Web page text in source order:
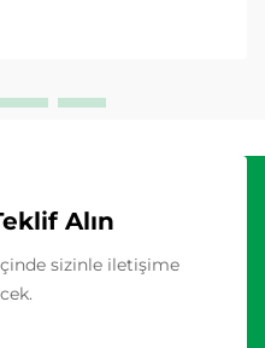
Alın
sizinle iletişime